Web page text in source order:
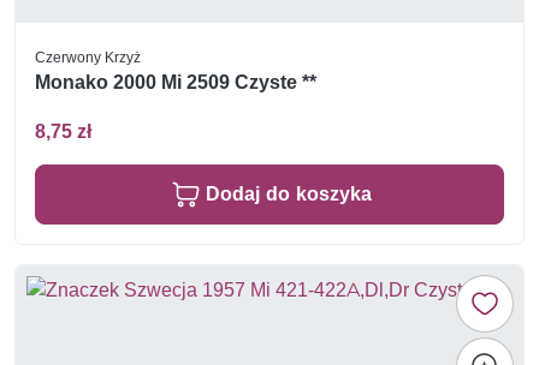
Czerwony Krzyż
Monako 2000 Mi 2509 Czyste **
8,75 zł
Dodaj do koszyka